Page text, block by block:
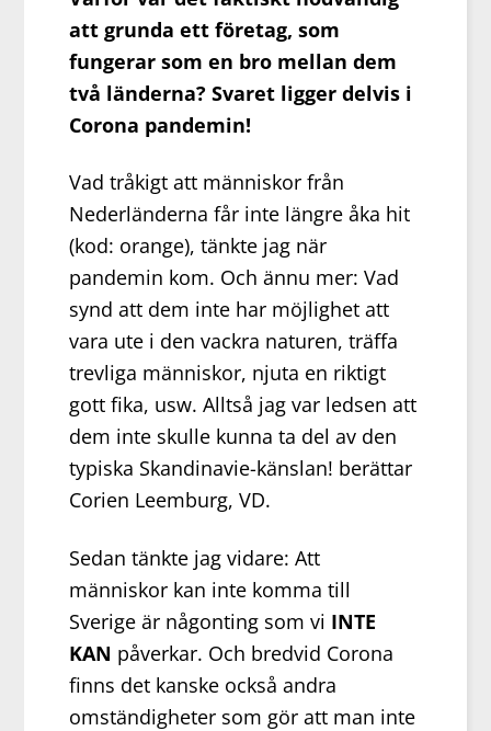
att grunda ett företag, som
fungerar som en bro mellan dem
två länderna? Svaret ligger delvis i
Corona pandemin!
Vad tråkigt att människor från
Nederländerna får inte längre åka hit
(kod: orange), tänkte jag när
pandemin kom. Och ännu mer: Vad
synd att dem inte har möjlighet att
vara ute i den vackra naturen, träffa
trevliga människor, njuta en riktigt
gott fika, usw. Alltså jag var ledsen att
dem inte skulle kunna ta del av den
typiska Skandinavie-känslan! berättar
Corien Leemburg, VD.
Sedan tänkte jag vidare: Att
människor kan inte komma till
Sverige är någonting som vi INTE
KAN påverkar. Och bredvid Corona
finns det kanske också andra
omständigheter som gör att man inte